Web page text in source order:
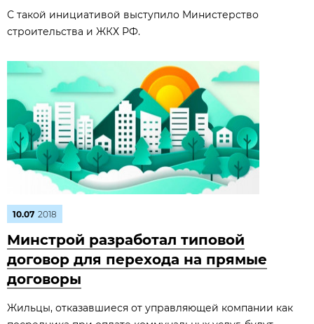
С такой инициативой выступило Министерство
строительства и ЖКХ РФ.
10.07 2018
Минстрой разработал типовой
договор для перехода на прямые
договоры
Жильцы, отказавшиеся от управляющей компании как